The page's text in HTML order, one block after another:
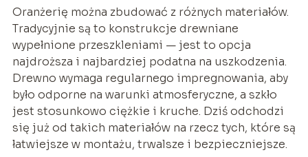
Oranżerię można zbudować z różnych materiałów.
Tradycyjnie są to konstrukcje drewniane
wypełnione przeszkleniami — jest to opcja
najdroższa i najbardziej podatna na uszkodzenia.
Drewno wymaga regularnego impregnowania, aby
było odporne na warunki atmosferyczne, a szkło
jest stosunkowo ciężkie i kruche. Dziś odchodzi
się już od takich materiałów na rzecz tych, które są
łatwiejsze w montażu, trwalsze i bezpieczniejsze.